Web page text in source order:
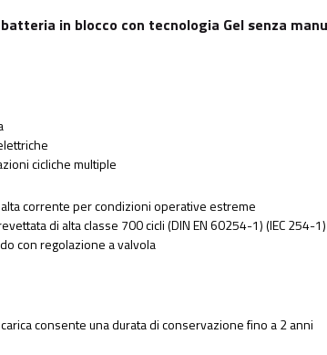
in blocco con tecnologia Gel senza
cicliche multiple
corrente per condizioni operative estreme
di alta classe 700 cicli (DIN EN 60254-1) (IEC 254-1)
con regolazione a valvola
consente una durata di conservazione fino a 2 anni